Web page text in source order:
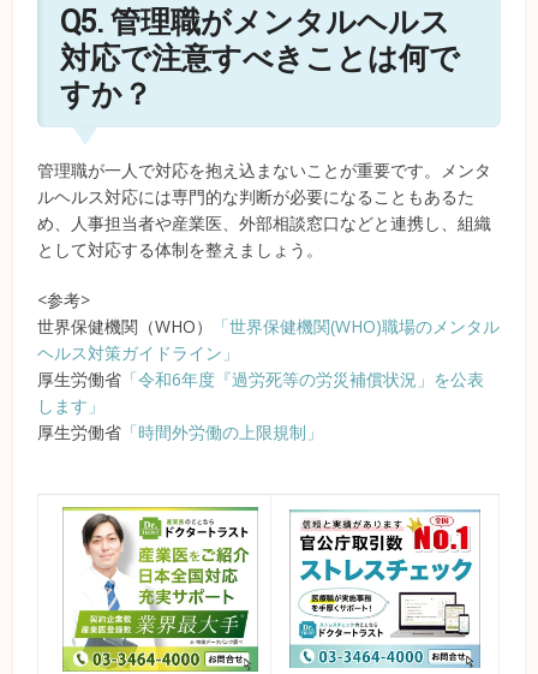
Q5. 管理職がメンタルヘルス
対応で注意すべきことは何で
すか？
管理職が一人で対応を抱え込まないことが重要です。メンタ
ルヘルス対応には専門的な判断が必要になることもあるた
め、人事担当者や産業医、外部相談窓口などと連携し、組織
として対応する体制を整えましょう。
<参考>
世界保健機関（WHO）
「世界保健機関(WHO)職場のメンタル
ヘルス対策ガイドライン」
厚生労働省 「令和6年度『過労死等の労災補償状況」を公表
します」
厚生労働省 「時間外労働の上限規制」